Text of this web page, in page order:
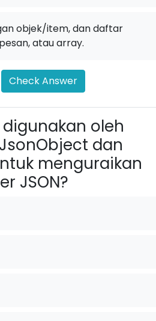
objek/item, dan daftar
atau array.
Check Answer
oleh
dan
menguraikan
JSON?